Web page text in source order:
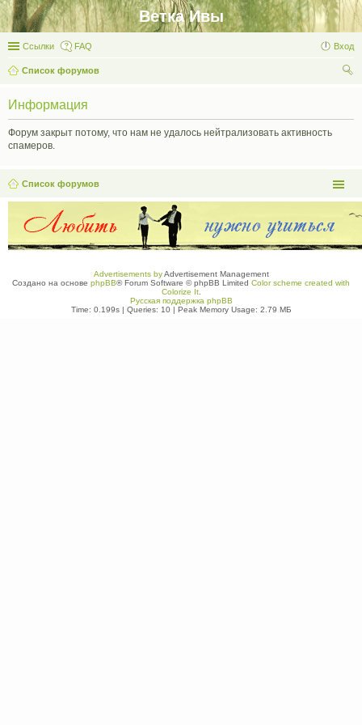
Ветка Ивы
Ссылки FAQ Вход
Список форумов
Информация
Форум закрыт потому, что нам не удалось нейтрализовать активность
спамеров.
Список форумов
Advertisements byAdvertisement Management
Создано на основе phpBB® Forum Software © phpBB Limited Color scheme created with
Colorize It.
Русская поддержка phpBB
Time: 0.199s| Queries: 10| Peak Memory Usage: 2.79 МБ